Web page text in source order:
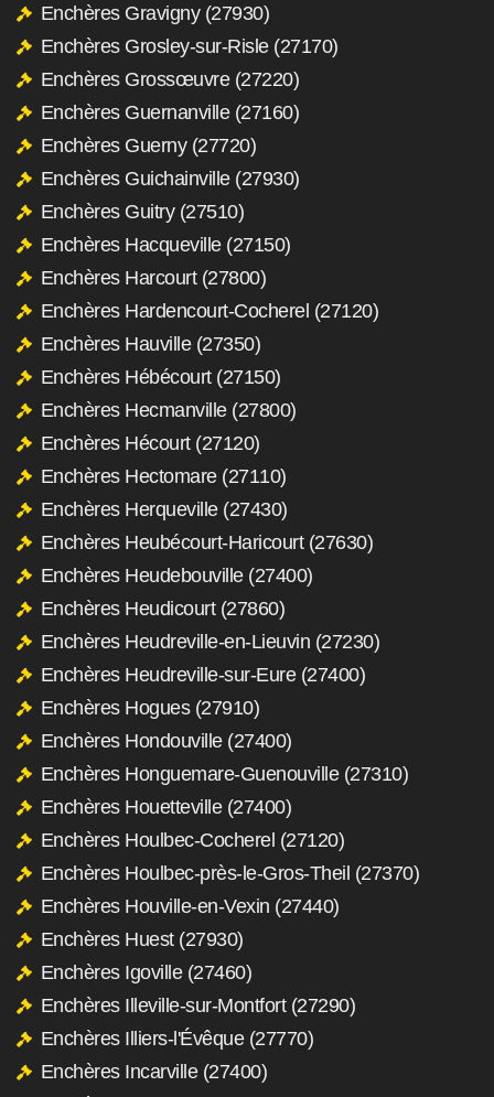
Enchères Gravigny (27930)
Enchères Grosley-sur-Risle (27170)
Enchères Grossœuvre (27220)
Enchères Guernanville (27160)
Enchères Guerny (27720)
Enchères Guichainville (27930)
Enchères Guitry (27510)
Enchères Hacqueville (27150)
Enchères Harcourt (27800)
Enchères Hardencourt-Cocherel (27120)
Enchères Hauville (27350)
Enchères Hébécourt (27150)
Enchères Hecmanville (27800)
Enchères Hécourt (27120)
Enchères Hectomare (27110)
Enchères Herqueville (27430)
Enchères Heubécourt-Haricourt (27630)
Enchères Heudebouville (27400)
Enchères Heudicourt (27860)
Enchères Heudreville-en-Lieuvin (27230)
Enchères Heudreville-sur-Eure (27400)
Enchères Hogues (27910)
Enchères Hondouville (27400)
Enchères Honguemare-Guenouville (27310)
Enchères Houetteville (27400)
Enchères Houlbec-Cocherel (27120)
Enchères Houlbec-près-le-Gros-Theil (27370)
Enchères Houville-en-Vexin (27440)
Enchères Huest (27930)
Enchères Igoville (27460)
Enchères Illeville-sur-Montfort (27290)
Enchères Illiers-l'Évêque (27770)
Enchères Incarville (27400)